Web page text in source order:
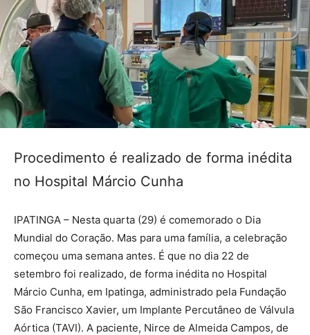
Procedimento é realizado de forma inédita
no Hospital Márcio Cunha
IPATINGA – Nesta quarta (29) é comemorado o Dia
Mundial do Coração. Mas para uma família, a celebração
começou uma semana antes. É que no dia 22 de
setembro foi realizado, de forma inédita no Hospital
Márcio Cunha, em Ipatinga, administrado pela Fundação
São Francisco Xavier, um Implante Percutâneo de Válvula
Aórtica (TAVI). A paciente, Nirce de Almeida Campos, de